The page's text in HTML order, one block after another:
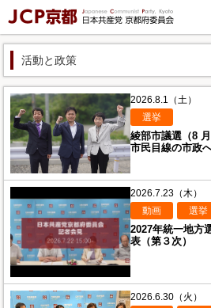
活動と政策
2026.8.1（土）
選挙
綾部市議選（8
市民目線の市政
2026.7.23（木）
動画
選挙
2027年統一地方
表（第３次）
2026.6.30（火）